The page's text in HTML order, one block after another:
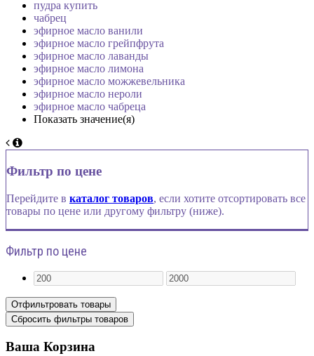
пудра купить
чабрец
эфирное масло ванили
эфирное масло грейпфрута
эфирное масло лаванды
эфирное масло лимона
эфирное масло можжевельника
эфирное масло нероли
эфирное масло чабреца
Показать значение(я)
Фильтр по цене
Перейдите в каталог товаров, если хотите отсортировать все
товары по цене или другому фильтру (ниже).
Фильтр по цене
Ваша Корзина